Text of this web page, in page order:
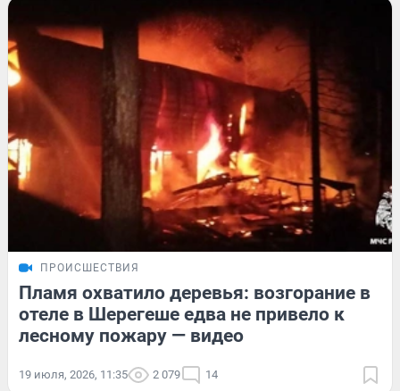
ПРОИСШЕСТВИЯ
Пламя охватило деревья: возгорание в
отеле в Шерегеше едва не привело к
лесному пожару — видео
19 июля, 2026, 11:35 2 079 14